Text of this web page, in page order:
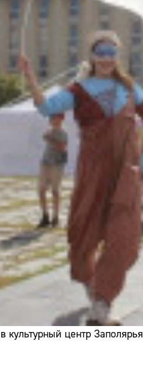
культурный центр Заполярья